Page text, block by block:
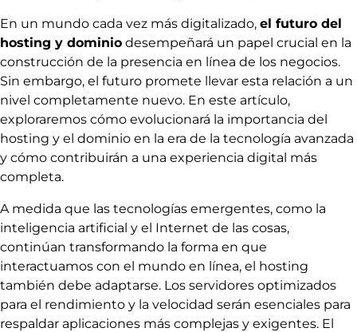
En un mundo cada vez más digitalizado, el futuro del
hosting y dominio desempeñará un papel crucial en la
construcción de la presencia en línea de los negocios.
Sin embargo, el futuro promete llevar esta relación a un
nivel completamente nuevo. En este artículo,
exploraremos cómo evolucionará la importancia del
hosting y el dominio en la era de la tecnología avanzada
y cómo contribuirán a una experiencia digital más
completa.
A medida que las tecnologías emergentes, como la
inteligencia artificial y el Internet de las cosas,
continúan transformando la forma en que
interactuamos con el mundo en línea, el hosting
también debe adaptarse. Los servidores optimizados
para el rendimiento y la velocidad serán esenciales para
respaldar aplicaciones más complejas y exigentes. El